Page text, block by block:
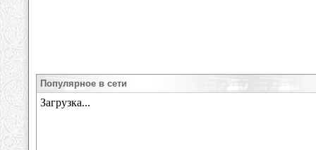
Популярное в сети